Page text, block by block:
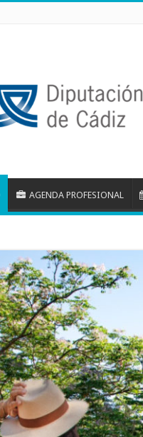
AGENDA PROFESIONAL